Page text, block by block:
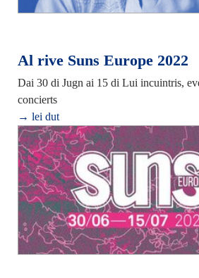
Al rive Suns Europe 2022
Dai 30 di Jugn ai 15 di Lui incuintris,
concierts
→ lei dut